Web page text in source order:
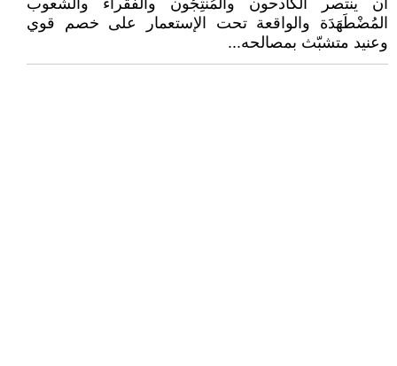
أن ينتصر الكادحون والمُنْتِجُون والفُقراء والشعوب
المُضْطَهَدَة والواقعة تحت الإستعمار على خصم قوي
وعنيد متشبّث بمصالحه...